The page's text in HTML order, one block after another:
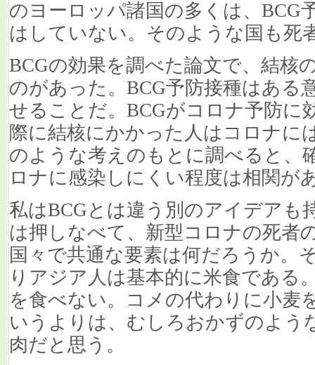
のヨーロッパ諸国の多くは、BCG
はしていない。そのような国も死
BCGの効果を調べた論文で、結核
のがあった。BCG予防接種はある
せることだ。BCGがコロナ予防に
際に結核にかかった人はコロナに
のような考えのもとに調べると、
ロナに感染しにくい程度は相関が
私はBCGとは違う別のアイデアも
は押しなべて、新型コロナの死者
国々で共通な要素は何だろうか。
りアジア人は基本的に米食である
を食べない。コメの代わりに小麦
いうよりは、むしろおかずのよう
肉だと思う。